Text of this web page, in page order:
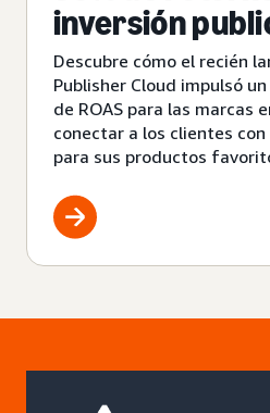
inversión
(ROAS) para
Descubre cómo el recién
Publisher Cloud impulsó
de ROAS para las marcas
conectar a los clientes
para sus productos